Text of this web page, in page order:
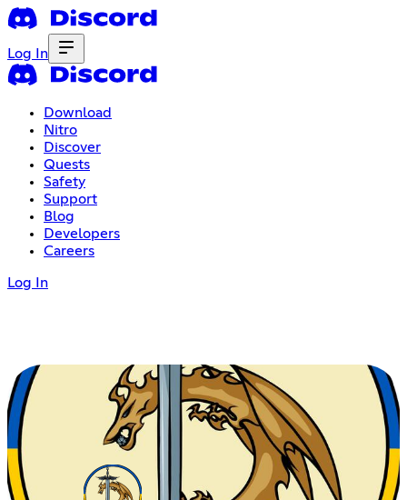
Log In
Download
Nitro
Discover
Quests
Safety
Support
Blog
Developers
Careers
Log In